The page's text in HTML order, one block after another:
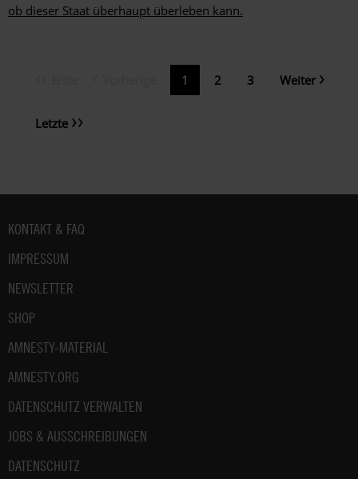
ob dieser Staat überhaupt überleben kann.
Aktuelle
Seite
1 Page
2 Page
3
Nächste
Weiter
Letzte
Letzte
Fußbereich
KONTAKT & FAQ
IMPRESSUM
NEWSLETTER
SHOP
AMNESTY-MATERIAL
AMNESTY.ORG
DATENSCHUTZ VERWALTEN
JOBS & AUSSCHREIBUNGEN
DATENSCHUTZ